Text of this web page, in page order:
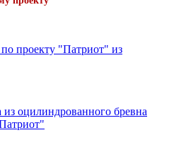
по проекту "Патриот" из
из оцилиндрованного бревна